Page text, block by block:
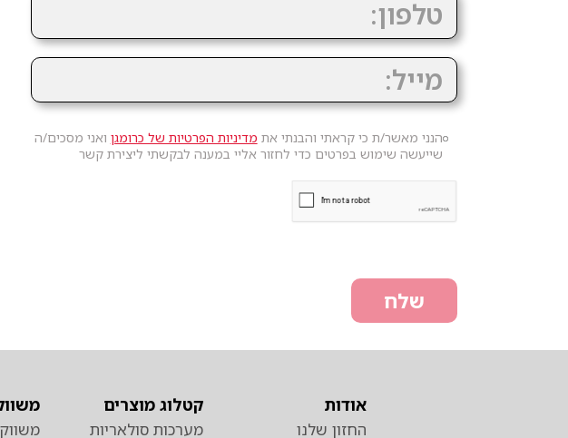
הנני מאשר/ת כי קראתי והבנתי את מדיניות הפרטיות של כרומגן ואני מסכים/ה
שייעשה שימוש בפרטים כדי לחזור אליי במענה לבקשתי ליצירת קשר
שלח
אודות
החזון שלנו
קטלוג מוצרים
מערכות סולאריות